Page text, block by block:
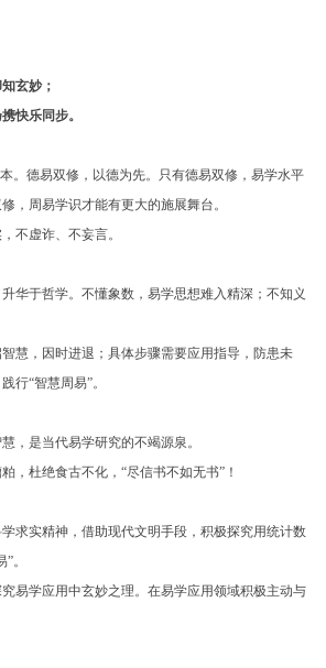
玄妙；
快乐同步。
德易双修，以德为先。只有德易双修，易学水平
，周易学识才能有更大的施展舞台。
虚诈、不妄言。
华于哲学。不懂象数，易学思想难入精深；不知义
，因时进退；具体步骤需要应用指导，防患未
行“智慧周易”。
，是当代易学研究的不竭源泉。
杜绝食古不化，“尽信书不如无书”！
求实精神，借助现代文明手段，积极探究用统计数
。
学应用中玄妙之理。在易学应用领域积极主动与